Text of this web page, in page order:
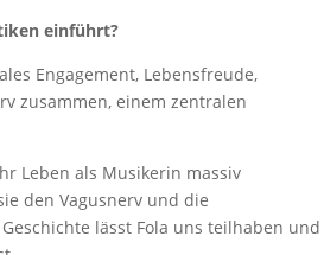
einführt?
Engagement, Lebensfreude,
zusammen, einem zentralen
Leben als Musikerin massiv
den Vagusnerv und die
lässt Fola uns teilhaben und